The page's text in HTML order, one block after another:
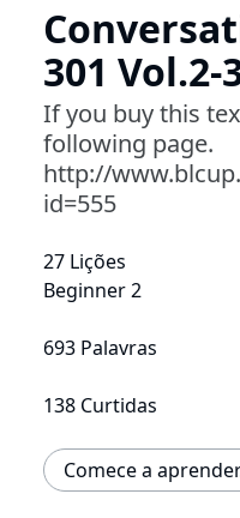
301 Vol.2-
If you buy this
following page.
http://
id=555
27 Lições
Beginner 2
693 Palavras
138 Curtidas
Comece a